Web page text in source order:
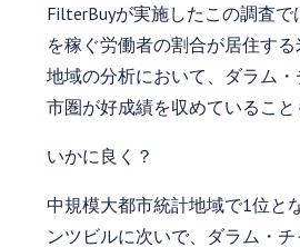
FilterBuyが実施したこの調査
を稼ぐ労働者の割合が居住す
地域の分析において、ダラム
市圏が好成績を収めていること
いかに良く？
中規模大都市統計地域で1位と
ンツビルに次いで、ダラム・